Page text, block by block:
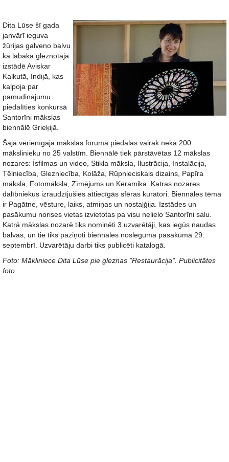
Dita Lūse šī gada
janvārī ieguva
žūrijas galveno balvu
kā labākā gleznotāja
izstādē Aviskar
Kalkutā, Indijā, kas
kalpoja par
pamudinājumu
piedalīties konkursā
Santorīni mākslas
biennālē Grieķijā.
Šajā vērienīgajā mākslas forumā piedalās vairāk nekā 200
mākslinieku no 25 valstīm. Biennālē tiek pārstāvētas 12 mākslas
nozares: Īsfilmas un video, Stikla māksla, Ilustrācija, Instalācija,
Tēlniecība, Glezniecība, Kolāža, Rūpnieciskais dizains, Papīra
māksla, Fotomāksla, Zīmējums un Keramika. Katras nozares
dalībniekus izraudzījušies attiecīgās sfēras kuratori. Biennāles tēma
ir Pagātne, vēsture, laiks, atmiņas un nostaļģija. Izstādes un
pasākumu norises vietas izvietotas pa visu nelielo Santorīni salu.
Katrā mākslas nozarē tiks nominēti 3 uzvarētāji, kas iegūs naudas
balvas, un tie tiks paziņoti biennāles noslēguma pasākumā 29.
septembrī. Uzvarētāju darbi tiks publicēti katalogā.
Foto: Mākliniece Dita Lūse pie gleznas "Restaurācija". Publicitātes
foto